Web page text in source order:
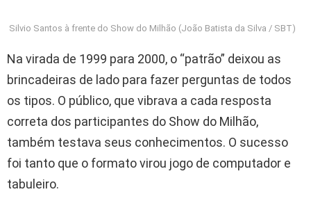
Silvio Santos à frente do Show do Milhão (João Batista da Silva / SBT)
Na virada de 1999 para 2000, o “patrão” deixou as
brincadeiras de lado para fazer perguntas de todos
os tipos. O público, que vibrava a cada resposta
correta dos participantes do Show do Milhão,
também testava seus conhecimentos. O sucesso
foi tanto que o formato virou jogo de computador e
tabuleiro.